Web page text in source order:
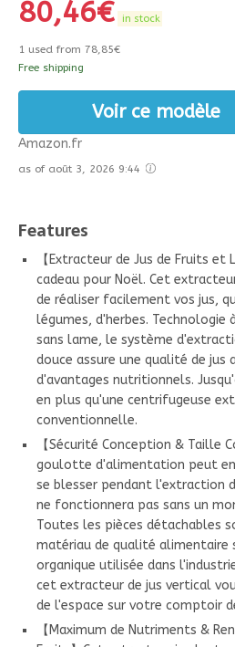
80,46€ in stock
1 used from 78,85€
Free shipping
Voir ce modèle
Amazon.fr
as of août 3, 2026 9:44
Features
【Extracteur de Jus de Fruits et
cadeau pour Noël. Cet
de réaliser facilement vos jus,
légumes, d'herbes.
sans lame, le système
douce assure une qualité de jus
d'avantages nutritionnels.
en plus qu'une centrifugeuse
conventionnelle.
【Sécurité Conception & Taille
goulotte d'alimentation peut
se blesser pendant l'extraction
ne fonctionnera pas sans un
Toutes les pièces détachables
matériau de qualité alimentaire
organique utilisée dans
cet extracteur de jus vertical
de l'espace sur votre comptoir
【Maximum de Nutriments &